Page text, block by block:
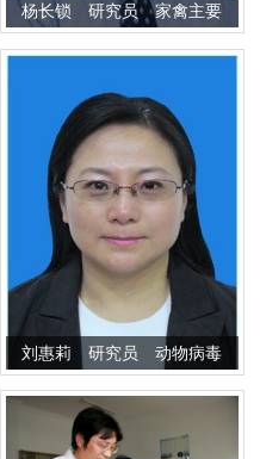
杨长锁 研究员 家禽主要
经济性状遗传机制及蛋鸡育
刘惠莉 研究员 动物病毒
学和动物免疫学研究